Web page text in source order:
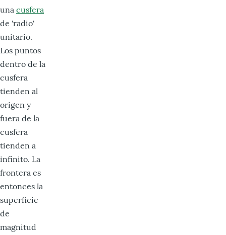
una cusfera
de 'radio'
unitario.
Los puntos
dentro de la
cusfera
tienden al
origen y
fuera de la
cusfera
tienden a
infinito. La
frontera es
entonces la
superficie
de
magnitud